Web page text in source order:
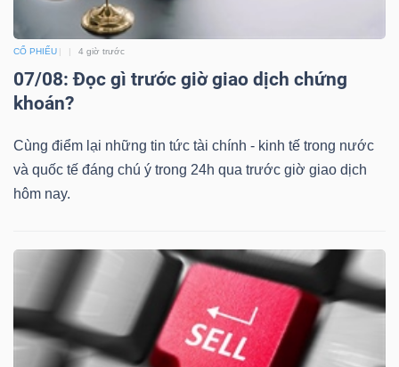
CỔ PHIẾU 4 giờ trước
07/08: Đọc gì trước giờ giao dịch chứng
khoán?
Cùng điểm lại những tin tức tài chính - kinh tế trong nước
và quốc tế đáng chú ý trong 24h qua trước giờ giao dịch
hôm nay.